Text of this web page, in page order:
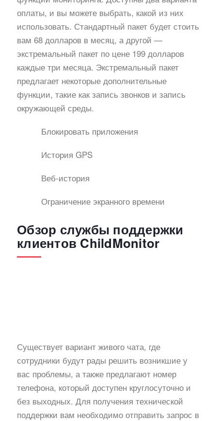
оплаты, и вы можете выбрать, какой из них
использовать. Стандартный пакет будет стоить
вам 68 долларов в месяц, а другой —
экстремальный пакет по цене 199 долларов
каждые три месяца. Экстремальный пакет
предлагает некоторые дополнительные
функции, такие как запись звонков и запись
окружающей среды.
Блокировать приложения
История GPS
Веб-история
Ограничение экранного времени
Обзор службы поддержки
клиентов ChildMonitor
Существует вариант живого чата, где
сотрудники будут рады решить возникшие у
вас проблемы, а также предлагают номер
телефона, который доступен круглосуточно и
без выходных. Для получения технической
поддержки вам необходимо отправить запрос в